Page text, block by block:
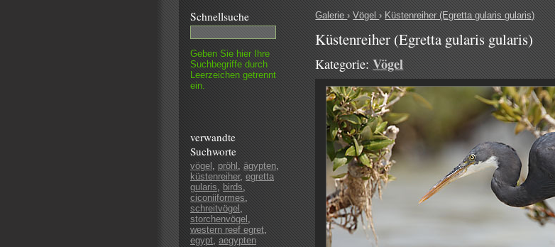
Schnell­suche
Geben Sie hier Ihre
Such­begriffe durch
Leer­zeichen getrennt
ein.
verwandte
Suchworte
vögel , pröhl , ägypten,
küstenreiher, egretta
gularis, birds,
ciconiiformes,
schreitvögel ,
storchenvögel ,
western reef egret,
egypt, aegypten
Galerie›Vögel› Küstenreiher (Egretta gularis gularis)
Küstenreiher (Egretta gularis gularis)
Kategorie:Vögel